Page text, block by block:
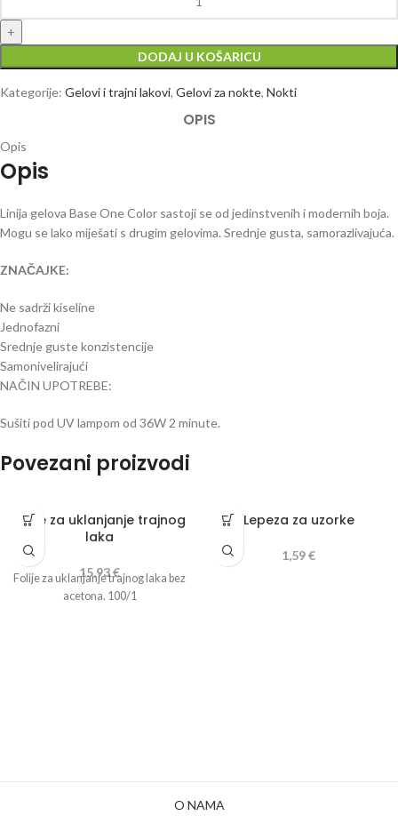
DODAJ U KOŠARICU
Kategorije: Gelovi i trajni lakovi, Gelovi za nokte, Nokti
OPIS
Opis
Opis
Linija gelova Base One Color sastoji se od jedinstvenih i modernih boja.
Mogu se lako miješati s drugim gelovima. Srednje gusta, samorazlivajuća.
ZNAČAJKE:
Ne sadrži kiseline
Jednofazni
Srednje guste konzistencije
Samonivelirajući
NAČIN UPOTREBE:
Sušiti pod UV lampom od 36W 2 minute.
Povezani proizvodi
Folije za uklanjanje trajnog
laka
15,93€
Folije za uklanjanje trajnog laka bez
acetona. 100/1
Lepeza za uzorke
1,59€
O NAMA